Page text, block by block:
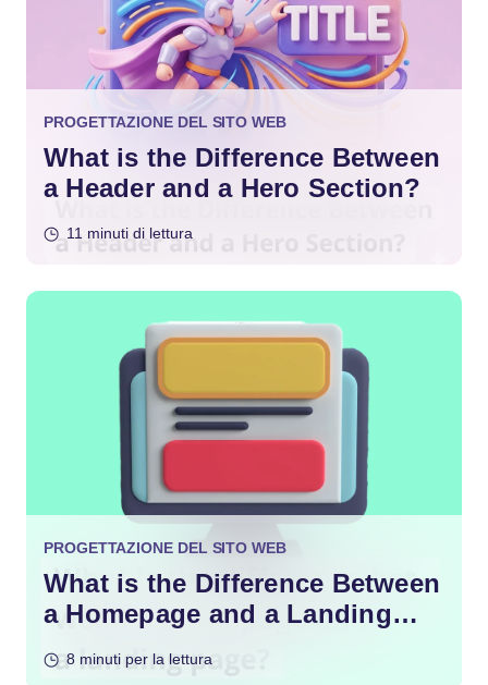
PROGETTAZIONE DEL SITO WEB
What is the Difference Between
a Header and a Hero Section?
11 minuti di lettura
PROGETTAZIONE DEL SITO WEB
What is the Difference Between
a Homepage and a Landing
8 minuti per la lettura